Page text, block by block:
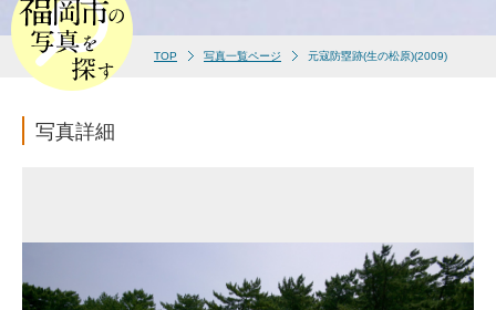
TOP 写真一覧ページ 元寇防塁跡(生の松原)(2009)
写真詳細